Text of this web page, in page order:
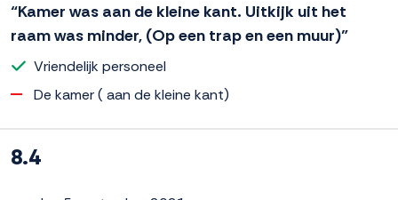
“Kamer was aan de kleine kant. Uitkijk uit het
raam was minder, (Op een trap en een muur)”
Vriendelijk personeel
De kamer ( aan de kleine kant)
8.4